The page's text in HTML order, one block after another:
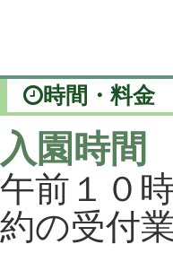
時間・料金
入園時間
午前１０
約の受付